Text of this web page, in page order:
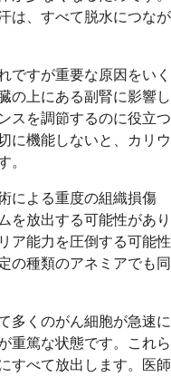
は、すべて脱水につなが
ですが重要な原因をいく
の上にある副腎に影響し
スを調節するのに役立つ
に機能しないと、カリウ
。
による重度の組織損傷
を放出する可能性があり
ア能力を圧倒する可能性
の種類のアネミアでも同
多くのがん細胞が急速に
重篤な状態です。これら
すべて放出します。医師